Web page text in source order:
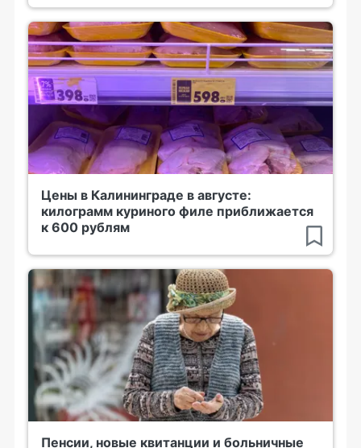
Цены в Калининграде в августе:
килограмм куриного филе приближается
к 600 рублям
Пенсии, новые квитанции и больничные